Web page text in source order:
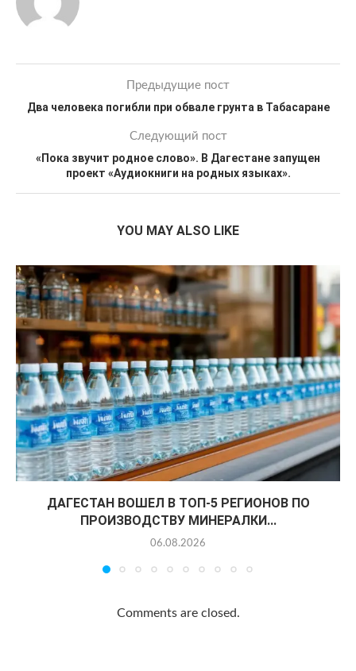
Предыдущие пост
Два человека погибли при обвале грунта в Табасаране
Следующий пост
«Пока звучит родное слово». В Дагестане запущен
проект «Аудиокниги на родных языках».
YOU MAY ALSO LIKE
ДАГЕСТАН ВОШЕЛ В ТОП-5 РЕГИОНОВ ПО
ПРОИЗВОДСТВУ МИНЕРАЛКИ...
06.08.2026
Comments are closed.